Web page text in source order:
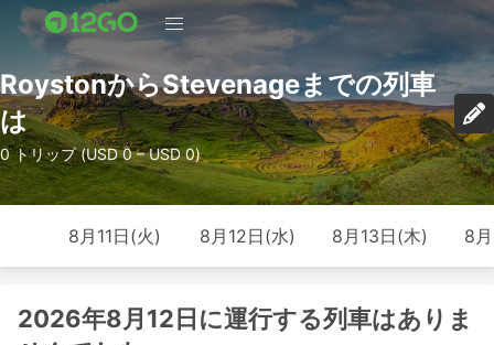
RoystonからStevenageまでの列車
は
0 トリップ (USD 0 – USD 0)
8月11日(火) 8月12日(水) 8月13日(木) 8
2026年8月12日に運行する列車はありま